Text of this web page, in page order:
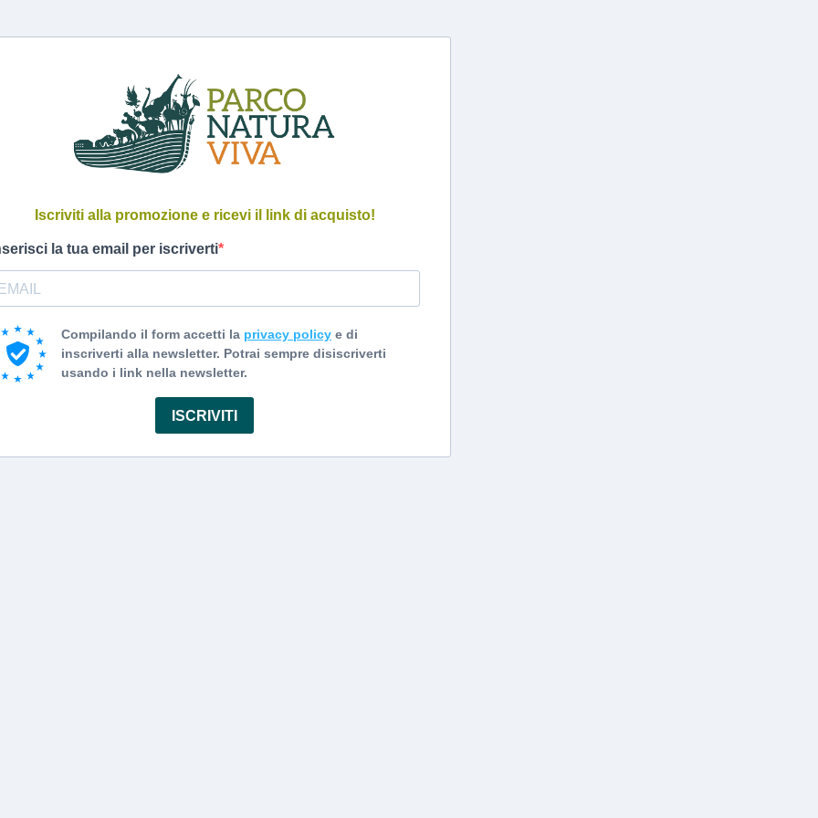
Iscriviti alla promozione e ricevi il link di acquisto!
la tua email per iscriverti
Compilando il form accetti la privacy policy e di
inscriverti alla newsletter. Potrai sempre disiscriverti
usando i link nella newsletter.
ISCRIVITI